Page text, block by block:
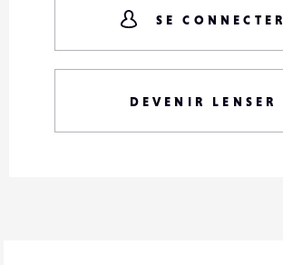
SE CONNECTER
DEVENIR LENSER